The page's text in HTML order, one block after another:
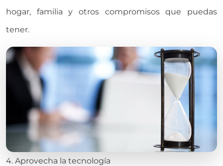
hogar, familia y otros compromisos que puedas
tener.
4. Aprovecha la tecnología